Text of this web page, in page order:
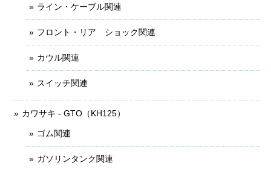
ライン・ケーブル関連
フロント・リア ショック関連
カウル関連
スイッチ関連
カワサキ - GTO（KH125）
ゴム関連
ガソリンタンク関連